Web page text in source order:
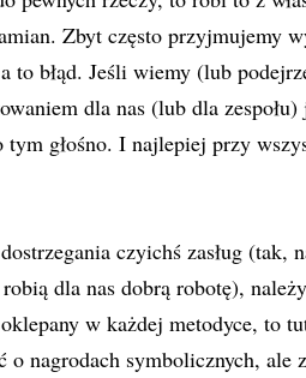
Zbyt często przyjmujemy
to błąd. Jeśli wiemy (lub
dla nas (lub dla
tym głośno. I najlepiej przy
czyichś zasług
dla nas dobrą robotę),
w każdej metodyce, to
o nagrodach symbolicznych, ale